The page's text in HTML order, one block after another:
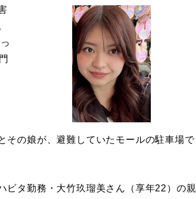
その娘が、避難していたモールの駐車場で
タ勤務・大竹玖瑠美さん（享年22）の親